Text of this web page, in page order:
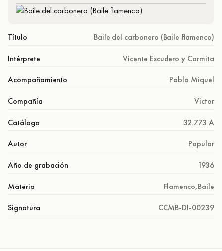
Título Baile del carbonero (Baile flamenco)
Intérprete Vicente Escudero y Carmita
Acompañamiento Pablo Miquel
Compañía Victor
Catálogo 32.773 A
Autor Popular
Año de grabación 1936
Materia Flamenco,Baile
Signatura CCMB-DI-00239